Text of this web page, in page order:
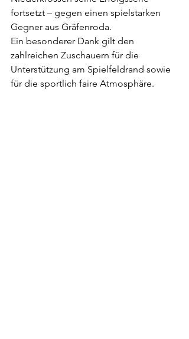
fortsetzt – gegen einen spielstarken
Gegner aus Gräfenroda.
Ein besonderer Dank gilt den
zahlreichen Zuschauern für die
Unterstützung am Spielfeldrand sowie
für die sportlich faire Atmosphäre.